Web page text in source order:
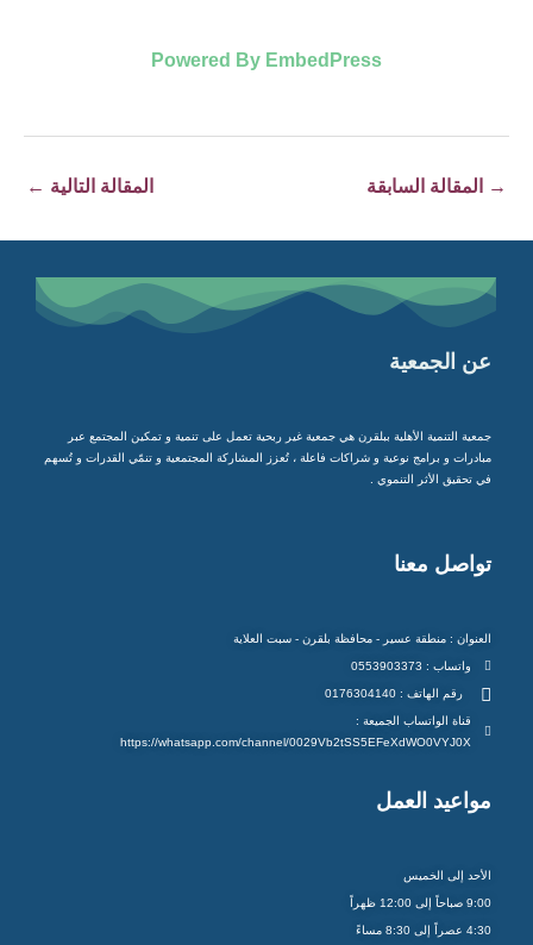
Powered By EmbedPress
→ المقالة السابقة المقالة التالية ←
عن الجمعية
جمعية التنمية الأهلية ببلقرن هي جمعية غير ربحية تعمل على تنمية و تمكين المجتمع عبر
مبادرات و برامج نوعية و شراكات فاعلة ، تُعزز المشاركة المجتمعية و تنمّي القدرات و تُسهم
في تحقيق الأثر التنموي .
تواصل معنا
العنوان : منطقة عسير - محافظة بلقرن - سبت العلاية
واتساب : 0553903373
رقم الهاتف : 0176304140
قناة الواتساب الجميعة :
https://whatsapp.com/channel/0029Vb2tSS5EFeXdWO0VYJ0X
مواعيد العمل
الأحد إلى الخميس
9:00 صباحاً إلى 12:00 ظهراً
4:30 عصراً إلى 8:30 مساءً